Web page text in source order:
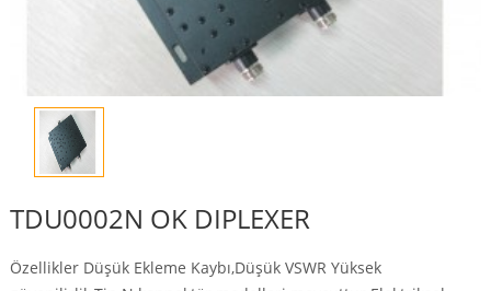
TDU0002N OK DIPLEXER
Özellikler Düşük Ekleme Kaybı,Düşük VSWR Yüksek